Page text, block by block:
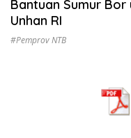
Bantuan Sumur
Unhan RI
#Pemprov NTB